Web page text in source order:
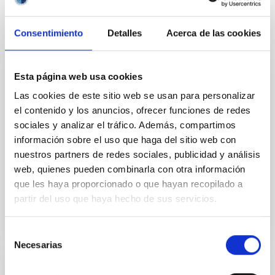
Consentimiento Detalles Acerca de las cookies
Esta página web usa cookies
Las cookies de este sitio web se usan para personalizar
el contenido y los anuncios, ofrecer funciones de redes
sociales y analizar el tráfico. Además, compartimos
información sobre el uso que haga del sitio web con
nuestros partners de redes sociales, publicidad y análisis
web, quienes pueden combinarla con otra información
que les haya proporcionado o que hayan recopilado a
partir del uso que haya hecho de sus servicios.
Necesarias
It may interest you
JOURNAL/MAGAZINE
Paralajes. La Astrofísica en La Palma
El Instituto de Astrofísica de Canarias (IAC) rinde
homenaje a la historia de la Astronomía en la isla de
La Palma a través de su revista monográfica
Paralajes que se distribuye tanto en su edición
Date 01/02/2025